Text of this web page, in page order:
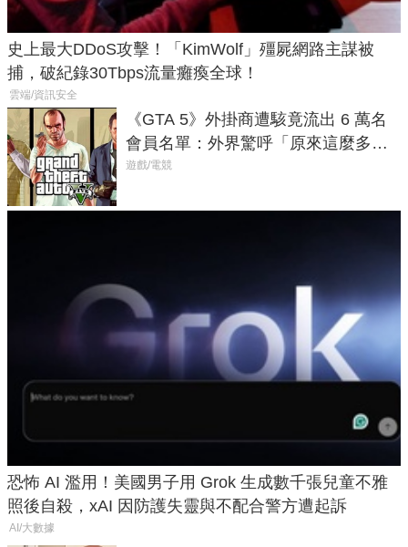
史上最大DDoS攻擊！「KimWolf」殭屍網路主謀被
捕，破紀錄30Tbps流量癱瘓全球！
雲端/資訊安全
《GTA 5》外掛商遭駭竟流出 6 萬名
會員名單：外界驚呼「原來這麼多人
在開掛！」
遊戲/電競
恐怖 AI 濫用！美國男子用 Grok 生成數千張兒童不雅
照後自殺，xAI 因防護失靈與不配合警方遭起訴
AI/大數據